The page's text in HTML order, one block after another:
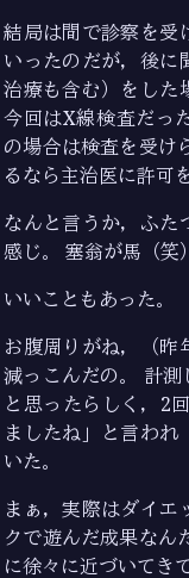
結局は間で診察を受
いったのだが，後に
治療も含む）をした
今回はX線検査だっ
の場合は検査を受け
るなら主治医に許可
なんと言うか，ふた
感じ。 塞翁が馬（笑）
いいこともあった。
お腹周りがね，（昨
減っこんだの。 計
と思ったらしく，2
ましたね」と言わ
いた。
まぁ，実際はダイエ
クで遊んだ成果なん
に徐々に近づいてき